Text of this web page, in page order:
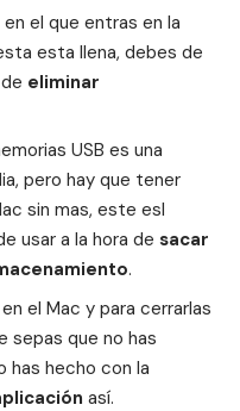
el que entras en la
esta llena, debes de
eliminar
USB es una
pero hay que tener
sin mas, este esl
usar a la hora de sacar
.
el Mac y para cerrarlas
sepas que no has
has hecho con la
así.